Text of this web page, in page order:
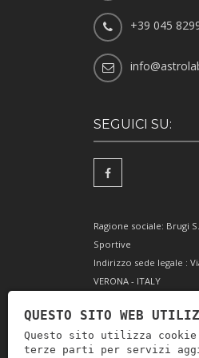
+39 045
SEGUICI SU:
Ragione sociale: Brugi
Sportive
Indirizzo sede legale :
VERONA - ITALY
Codice Fiscale e
0051416 024 1
REA 166179 Verona -
QUESTO SITO WEB
Questo sito utilizza
terze parti per servizi